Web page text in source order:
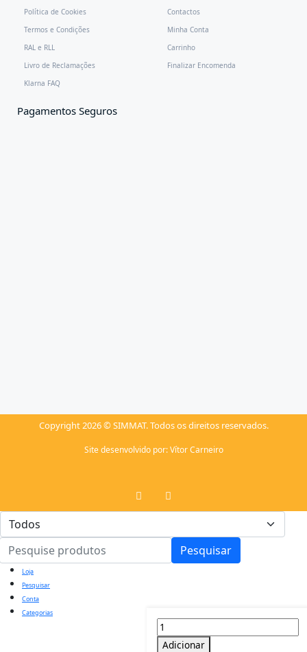
Adicionar
Política de Cookies
Termos e Condições
RAL e RLL
Livro de Reclamações
Klarna FAQ
Contactos
Minha Conta
Carrinho
Finalizar Encomenda
Pagamentos Seguros
Copyright 2026 © SIMMAT. Todos os direitos reservados.
Site desenvolvido por: Vítor Carneiro
Pesquisar
Loja
Pesquisar
Conta
Categorias